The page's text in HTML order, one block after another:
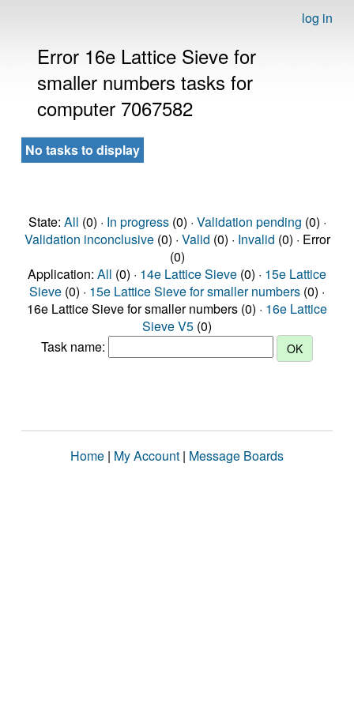
log in
Error 16e Lattice Sieve for
smaller numbers tasks for
computer 7067582
No tasks to display
State: All (0) · In progress(0) · Validation pending (0) ·
Validation inconclusive(0) · Valid (0) · Invalid (0) · Error
(0)
Application: All (0) · 14e Lattice Sieve (0) · 15e Lattice
Sieve (0) · 15e Lattice Sieve for smaller numbers (0) ·
16e Lattice Sieve for smaller numbers (0) · 16e Lattice
Sieve V5 (0)
Task name:
Home | My Account | Message Boards